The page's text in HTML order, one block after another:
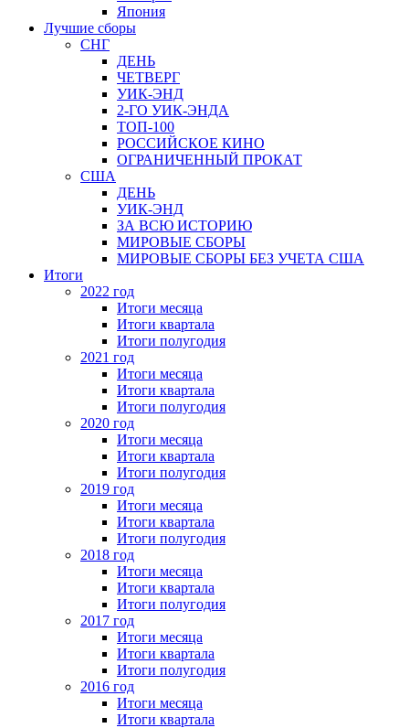
Япония
Лучшие сборы
СНГ
ДЕНЬ
ЧЕТВЕРГ
УИК-ЭНД
2-ГО УИК-ЭНДА
ТОП-100
РОССИЙСКОЕ КИНО
ОГРАНИЧЕННЫЙ ПРОКАТ
США
ДЕНЬ
УИК-ЭНД
ЗА ВСЮ ИСТОРИЮ
МИРОВЫЕ СБОРЫ
МИРОВЫЕ СБОРЫ БЕЗ УЧЕТА США
Итоги
2022 год
Итоги месяца
Итоги квартала
Итоги полугодия
2021 год
Итоги месяца
Итоги квартала
Итоги полугодия
2020 год
Итоги месяца
Итоги квартала
Итоги полугодия
2019 год
Итоги месяца
Итоги квартала
Итоги полугодия
2018 год
Итоги месяца
Итоги квартала
Итоги полугодия
2017 год
Итоги месяца
Итоги квартала
Итоги полугодия
2016 год
Итоги месяца
Итоги квартала